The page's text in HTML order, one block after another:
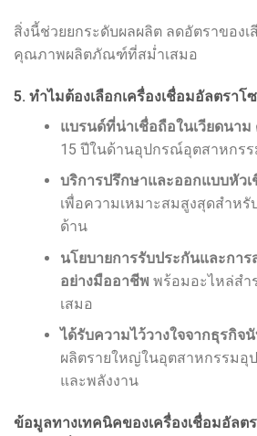
สิ่งนี้ช่วยยกระดับผลผลิต ลดอัตราของเ
คุณภาพผลิตภัณฑ์ที่สม่ำเสมอ
5. ทำไมต้องเลือกเครื่องเชื่อมอัลตราโ
แบรนด์ที่น่าเชื่อถือในเวียดนาม
15 ปีในด้านอุปกรณ์อุตสาหกรร
บริการปรึกษาและออกแบบหัว
เพื่อความเหมาะสมสูงสุดสำหรั
ด้าน
นโยบายการรับประกันและกา
อย่างมืออาชีพ พร้อมอะไหล่สำ
เสมอ
ได้รับความไว้วางใจจากธุรกิจ
ผลิตรายใหญ่ในอุตสาหกรรมอุ
และพลังงาน
ข้อมูลทางเทคนิคของเครื่องเชื่อมอัลต